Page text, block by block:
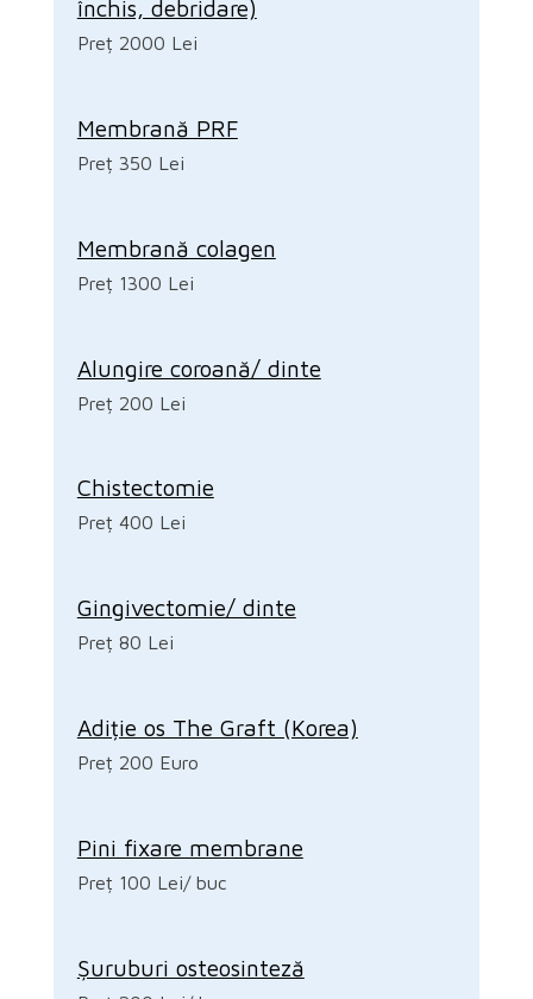
închis, debridare)
Preț 2000 Lei
Membrană PRF
Preț 350 Lei
Membrană colagen
Preț 1300 Lei
Alungire coroană/ dinte
Preț 200 Lei
Chistectomie
Preț 400 Lei
Gingivectomie/ dinte
Preț 80 Lei
Adiție os The Graft (Korea)
Preț 200 Euro
Pini fixare membrane
Preț 100 Lei/ buc
Șuruburi osteosinteză